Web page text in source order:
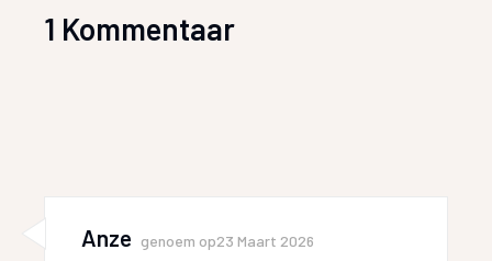
1 Kommentaar
Anze genoem op23 Maart 2026